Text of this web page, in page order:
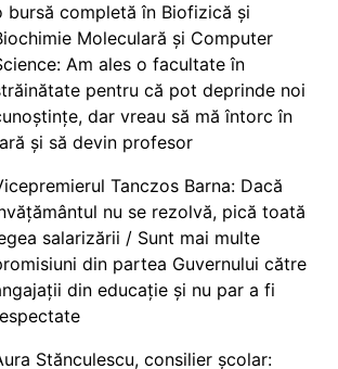
bursă completă în Biofizică și
Moleculară și Computer
Am ales o facultate în
pentru că pot deprinde noi
dar vreau să mă întorc în
și să devin profesor
Tanczos Barna: Dacă
nu se rezolvă, pică toată
salarizării / Sunt mai multe
din partea Guvernului către
din educație și nu par a fi
Stănculescu, consilier școlar: